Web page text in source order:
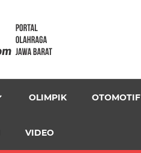
OLIMPIK OTOMOTIF
VIDEO